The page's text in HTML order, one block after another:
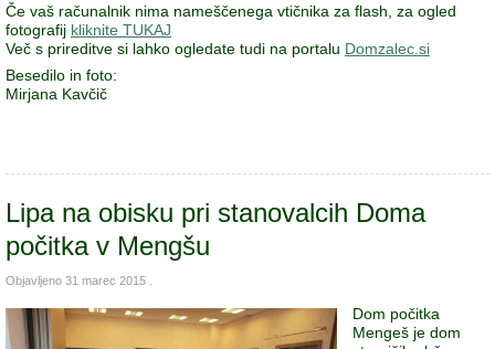
Če vaš računalnik nima nameščenega vtičnika za flash, za ogled
fotografij kliknite TUKAJ
Več s prireditve si lahko ogledate tudi na portalu Domzalec.si
Besedilo in foto:
Mirjana Kavčič
Lipa na obisku pri stanovalcih Doma
počitka v Mengšu
Objavljeno 31 marec 2015
Dom počitka
Mengeš je dom